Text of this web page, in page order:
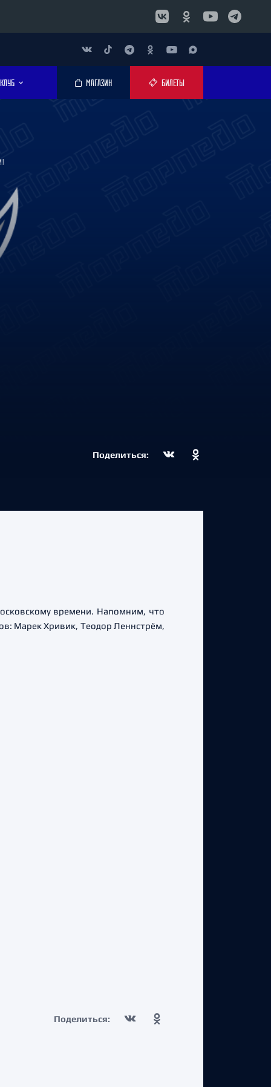
КЛУБ МАГАЗИН БИЛЕТЫ
Поделиться:
времени. Напомним, что
Марек Хривик, Теодор Леннстрём,
Поделиться: